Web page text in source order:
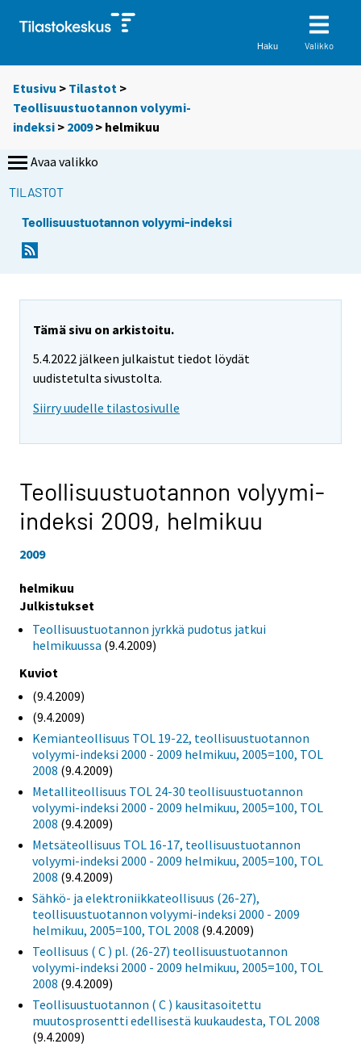
Haku Valikko
Etusivu > Tilastot >
Teollisuustuotannon volyymi-
indeksi > 2009> helmikuu
Avaa valikko
TILASTOT
Teollisuustuotannon volyymi-indeksi
Tämä sivu on arkistoitu.
5.4.2022 jälkeen julkaistut tiedot löydät
uudistetulta sivustolta.
Siirry uudelle tilastosivulle
Teollisuustuotannon volyymi-
indeksi 2009, helmikuu
2009
helmikuu
Julkistukset
Teollisuustuotannon jyrkkä pudotus jatkui
helmikuussa (9.4.2009)
Kuviot
(9.4.2009)
(9.4.2009)
Kemianteollisuus TOL 19-22, teollisuustuotannon
volyymi-indeksi 2000 - 2009 helmikuu, 2005=100, TOL
2008 (9.4.2009)
Metalliteollisuus TOL 24-30 teollisuustuotannon
volyymi-indeksi 2000 - 2009 helmikuu, 2005=100, TOL
2008 (9.4.2009)
Metsäteollisuus TOL 16-17, teollisuustuotannon
volyymi-indeksi 2000 - 2009 helmikuu, 2005=100, TOL
2008 (9.4.2009)
Sähkö- ja elektroniikkateollisuus (26-27),
teollisuustuotannon volyymi-indeksi 2000 - 2009
helmikuu, 2005=100, TOL 2008 (9.4.2009)
Teollisuus ( C ) pl. (26-27) teollisuustuotannon
volyymi-indeksi 2000 - 2009 helmikuu, 2005=100, TOL
2008 (9.4.2009)
Teollisuustuotannon ( C ) kausitasoitettu
muutosprosentti edellisestä kuukaudesta, TOL 2008
(9.4.2009)